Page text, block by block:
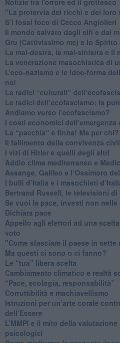
"La protervia dei ricchi e dei loro
S’i fossi foco di Cecco Angiolieri
​Il mondo salvato dagli elfi e dai
Gru (Cattivissimo me) e lo
​La mal-destra, la mal-sinistra e il
​La venerazione masochistica di
​L’eco-nazismo e le idee-forma
noi
​Le radici “culturali”
Le radici dell’ecofascismo: la
Andiamo verso l’ecofascismo?
I costi economici dell’emergenza
​La “pacchia” è finita! Ma per chi?
​Il fallimento della convivenza
​I vizi di Hitler e quelli degli altri
Addio clima mediterraneo e
​Assange, Galileo e l’Ossimoro
​I bulli d’Italia e i masochisti
​Bertrand Russell, le televisioni di
​Se vuoi la pace, investi non nelle
​Dichiara pace
​Appello agli elettori ad una
voto
"Come sfasciare il paese in sette
​Ma questi ci sono o ci fanno?
​Le “tua” libera scelta
Cambiamento climatico e realtà
“Pace, ecologia, responsabilità”
​Corruttibilità e machiavellismo
Istruzioni per un’arte corale
dell’Essere
​L’MMPI e il mito della
psicologici